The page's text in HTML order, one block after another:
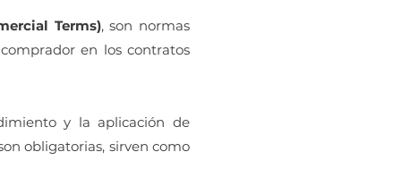
Terms), son normas
en los contratos
y la aplicación de
obligatorias, sirven como